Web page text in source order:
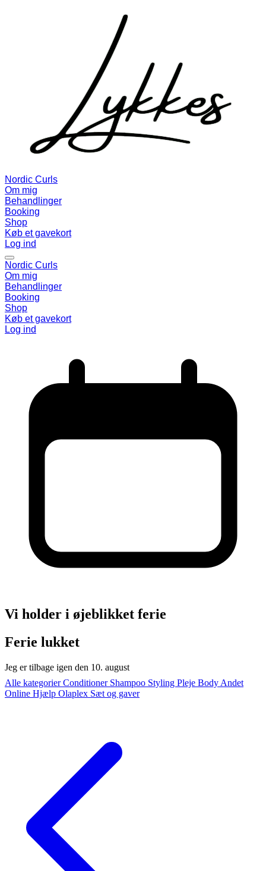
Nordic Curls
Om mig
Behandlinger
Booking
Shop
Køb et gavekort
Log ind
Nordic Curls
Om mig
Behandlinger
Booking
Shop
Køb et gavekort
Log ind
Vi holder i øjeblikket ferie
Ferie lukket
Jeg er tilbage igen den 10. august
Alle kategorierConditioner Shampoo Styling Pleje Body Andet
Online Hjælp Olaplex Sæt og gaver